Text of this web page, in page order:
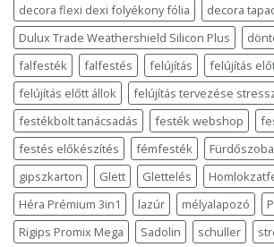
decora flexi dexi folyékony fólia
decora
Dulux Trade Weathershield Silicon Plus
falfesték
falfestés felújítás
felújítás
felújítás előtt állok
felújítás tervezése
festékbolt tanácsadás
festék webshop
festés előkészítés
fémfesték
gipszkarton
Glett Glettelés
Héra Prémium 3in1
lazúr mélyalapozó
Rigips Promix Mega
Sadolin schuller